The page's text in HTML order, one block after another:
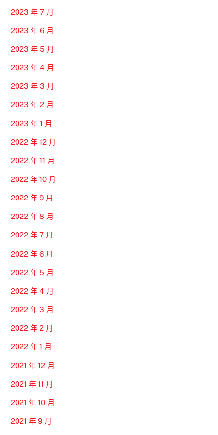
2023 年 7 月
2023 年 6 月
2023 年 5 月
2023 年 4 月
2023 年 3 月
2023 年 2 月
2023 年 1 月
2022 年 12 月
2022 年 11 月
2022 年 10 月
2022 年 9 月
2022 年 8 月
2022 年 7 月
2022 年 6 月
2022 年 5 月
2022 年 4 月
2022 年 3 月
2022 年 2 月
2022 年 1 月
2021 年 12 月
2021 年 11 月
2021 年 10 月
2021 年 9 月